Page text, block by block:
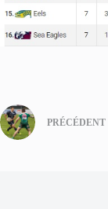
PRÉCÉDENT